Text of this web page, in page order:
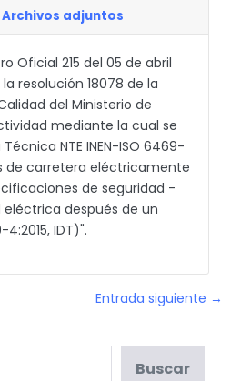
Archivos adjuntos
Oficial 215 del 05 de abril
resolución 18078 de la
del Ministerio de
mediante la cual se
NTE INEN-ISO 6469-
de carretera eléctricamente
de seguridad -
eléctrica después de un
IDT)".
Entrada siguiente →
Buscar